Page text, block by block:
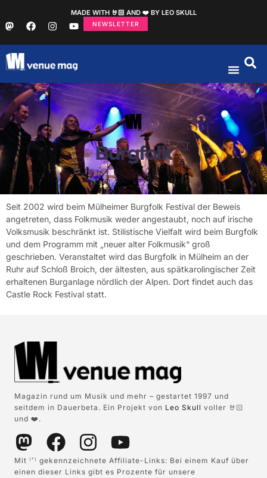
MADE WITH 🤘🏻 AND ❤️ BY LEO SKULL
NEWSLETTER
Burgfolk
Seit 2002 wird beim Mülheimer Burgfolk Festival der Beweis
angetreten, dass Folkmusik weder angestaubt, noch auf irische
Volksmusik beschränkt ist. Stilistische Vielfalt wird beim Burgfolk
und dem Programm mit „neuer alter Folkmusik“ groß
geschrieben. Veranstaltet wird das Burgfolk in Mülheim an der
Ruhr auf Schloß Broich, der ältesten, aus spätkarolingischer Zeit
erhaltenen Burganlage nördlich der Alpen. Dort findet auch das
Castle Rock Festival statt.
Magazin rund um Musik und mehr – gestartet 1997 und
seitdem in Dauerbeta. Ein Projekt von Leo Skull voller 🤘🏻
und ❤️.
Mit (*)
gekennzeichnete Affiliate-Links: Bei einem Kauf über
einen dieser Links gibt es Prozente für unsere